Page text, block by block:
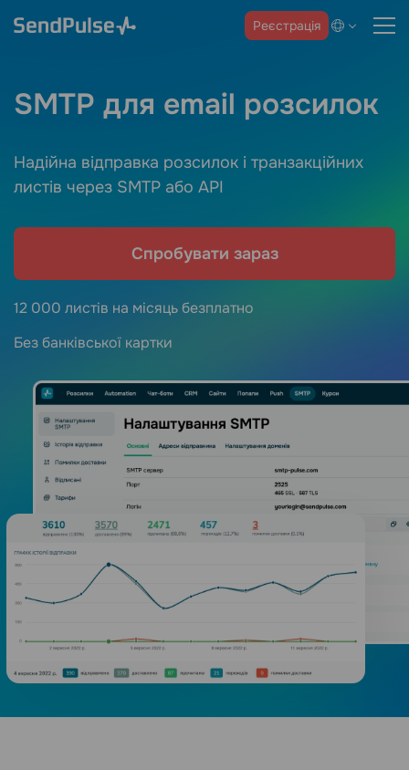
Реєстрація
SMTP для email розсилок
Надійна відправка розсилок і транзакційних
листів через SMTP або API
Спробувати зараз
12 000 листів на місяць безплатно
Без банківської картки